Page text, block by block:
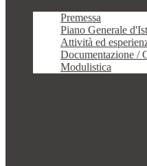
Premessa
Piano Generale
Attività ed
Documentazione /
Modulistica